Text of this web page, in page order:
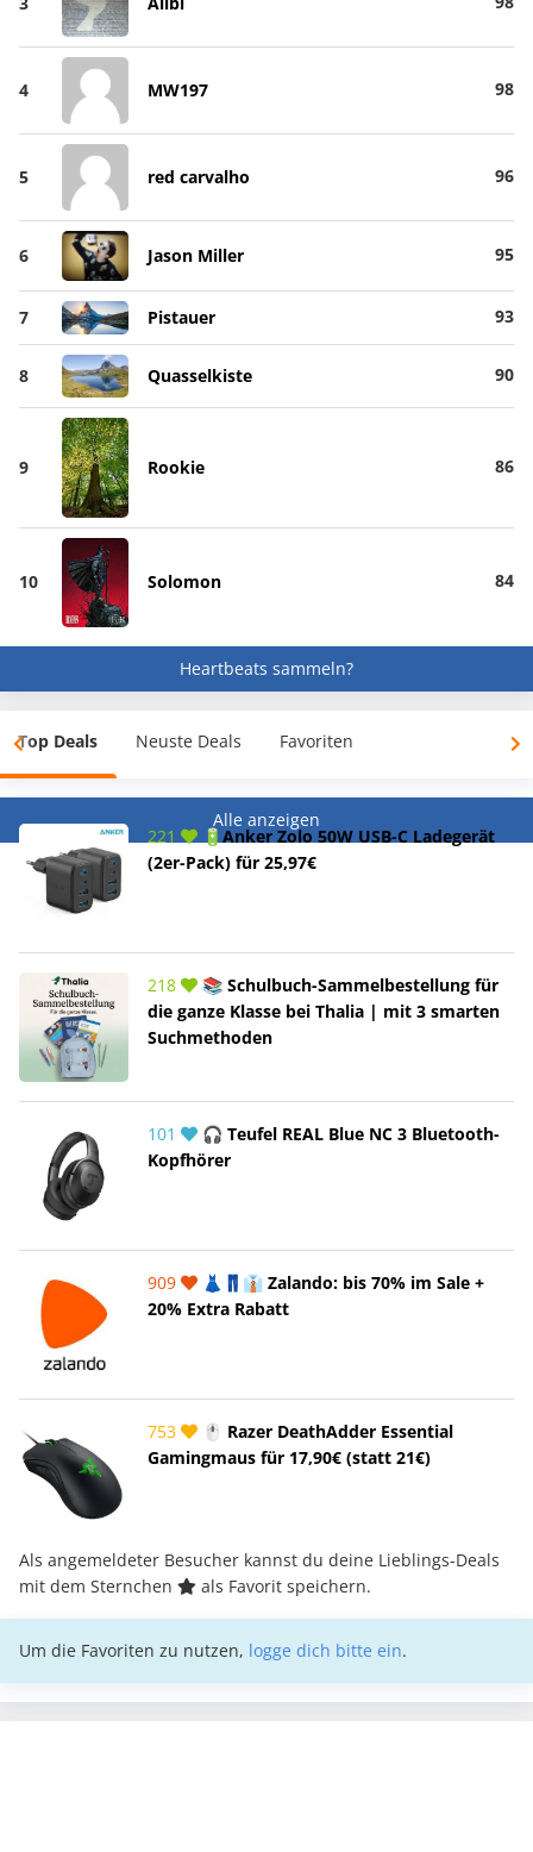
4 MW197 98
5 red carvalho 96
6 Jason Miller 95
7 Pistauer 93
8 Quasselkiste 90
9 Rookie 86
10 Solomon 84
Heartbeats sammeln?
Top Deals Neuste Deals Favoriten
Alle anzeigen
221
🔋Anker Zolo 50W USB-C Ladegerät
(2er-Pack) für 25,97€
218
📚 Schulbuch-Sammelbestellung für
die ganze Klasse bei Thalia | mit 3 smarten
Suchmethoden
101
🎧 Teufel REAL Blue NC 3 Bluetooth-
Kopfhörer
909
👗👖👔 Zalando: bis 70% im Sale +
20% Extra Rabatt
753
🖱️ Razer DeathAdder Essential
Gamingmaus für 17,90€ (statt 21€)
Als angemeldeter Besucher kannst du deine Lieblings-Deals
mit dem Sternchen
als Favorit speichern.
Um die Favoriten zu nutzen, logge dich bitte ein.